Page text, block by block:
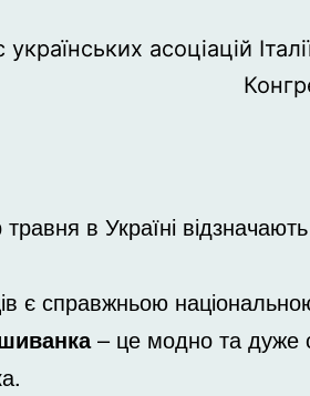
асоціацій
в Україні
є справжньою
– це модно та дуже